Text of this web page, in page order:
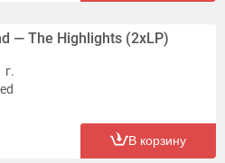
— The Highlights (2xLP)
г.
В корзину